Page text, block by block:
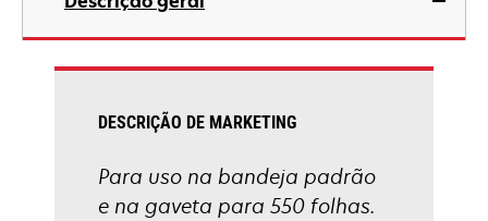
DESCRIÇÃO DE MARKETING
Para uso na bandeja padrão
e na gaveta para 550 folhas.